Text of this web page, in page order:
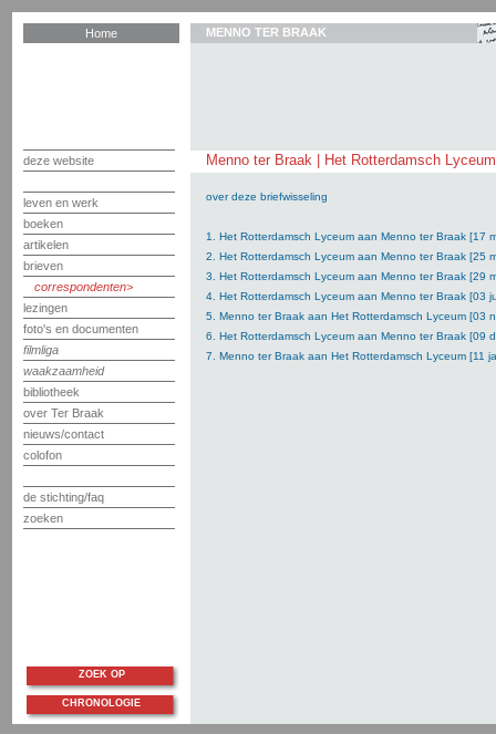
Home
deze website
leven en werk
boeken
artikelen
brieven
correspondenten
lezingen
foto's en documenten
filmliga
waakzaamheid
bibliotheek
over Ter Braak
nieuws/contact
colofon
de stichting/faq
zoeken
MENNO TER BRAAK
Menno ter Braak | Het Rotterdamsch
over deze briefwisseling
1. Het Rotterdamsch Lyceum aan Menno ter Braak [17
2. Het Rotterdamsch Lyceum aan Menno ter Braak [25
3. Het Rotterdamsch Lyceum aan Menno ter Braak [29
4. Het Rotterdamsch Lyceum aan Menno ter Braak [03
5. Menno ter Braak aan Het Rotterdamsch Lyceum [03
6. Het Rotterdamsch Lyceum aan Menno ter Braak [09
7. Menno ter Braak aan Het Rotterdamsch Lyceum [11
ZOEK OP
CHRONOLOGIE